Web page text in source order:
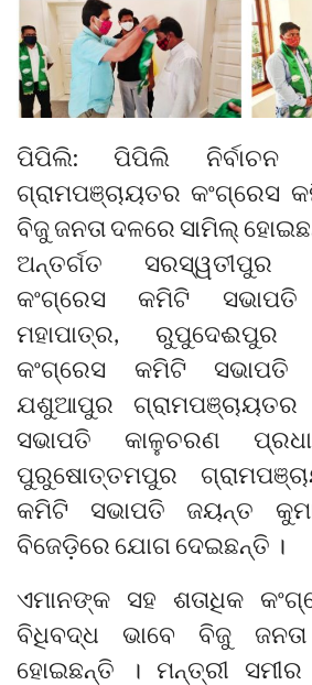
ପିପିଲି: ପିପିଲି ନିର୍ବାଚନ
ଗ୍ରାମପଞ୍ଚାୟତର କଂଗ୍ରେସ
ବିଜୁ ଜନତା ଦଳରେ ସାମିଲ୍
ଅନ୍ତର୍ଗତ ସରସ୍ୱତୀପୁର
କଂଗ୍ରେସ କମିଟି ସଭାପତି
ମହାପାତ୍ର, ରୁପୁଦେଈପୁର
କଂଗ୍ରେସ କମିଟି ସଭାପତି
ଯଶୁଆପୁର
ସଭାପତି କାଳୁଚରଣ
ପୁରୁଷୋତ୍ତମପୁର
କମିଟି ସଭାପତି ଜୟନ୍ତ
ବିଜେଡ଼ିରେ ଯୋଗ ଦେଇଛନ୍ତି ।
ଏମାନଙ୍କ ସହ ଶତାଧିକ
ବିଧିବଦ୍ଧ ଭାବେ ବିଜୁ
ହୋଇଛନ୍ତି । ମନ୍ତ୍ରୀ